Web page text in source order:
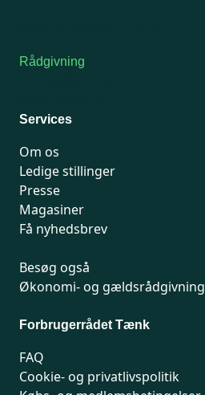
Rådgivning
Services
Om os
Ledige stillinger
Presse
Magasiner
Få nyhedsbrev
Besøg også
Økonomi- og gældsrådgivning
Forbrugerrådet Tænk
FAQ
Cookie- og privatlivspolitik